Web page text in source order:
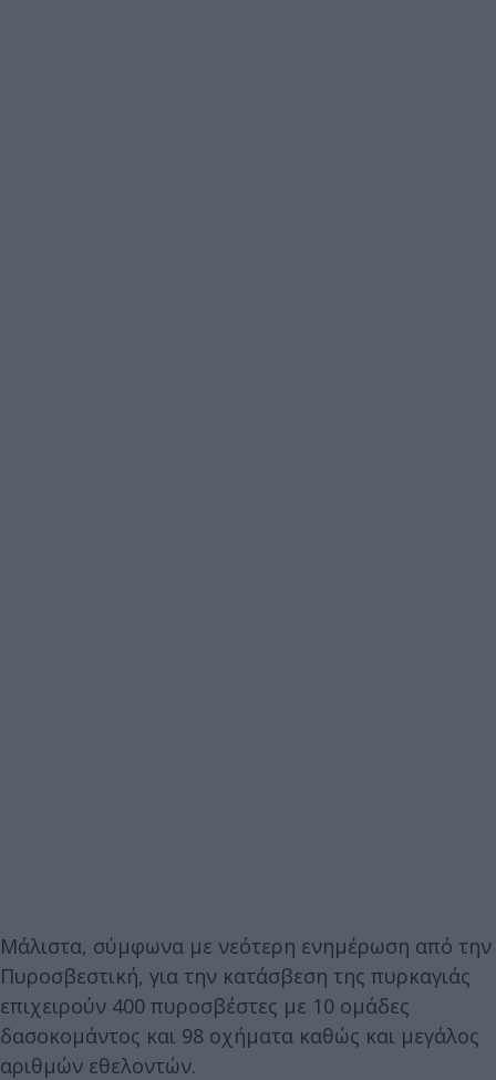
Μάλιστα, σύμφωνα με νεότερη ενημέρωση από την
Πυροσβεστική, για την κατάσβεση της πυρκαγιάς
επιχειρούν 400 πυροσβέστες με 10 ομάδες
δασοκομάντος και 98 οχήματα καθώς και μεγάλος
αριθμών εθελοντών.